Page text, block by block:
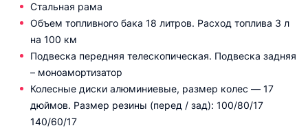
Стальная рама
Объем топливного бака 18 литров. Расход топлива 3 л
на 100 км
Подвеска передняя телескопическая. Подвеска задняя
– моноамортизатор
Колесные диски алюминиевые, размер колес — 17
дюймов. Размер резины (перед / зад): 100/80/17
140/60/17